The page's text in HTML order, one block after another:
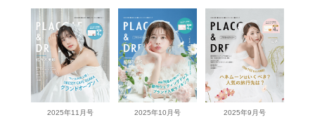
2025年11月号 2025年10月号 2025年9月号